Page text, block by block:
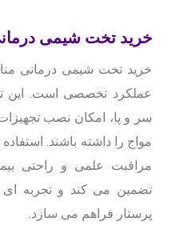
خرید تخت شیمی
خرید تخت شیمی درمانی
عملکرد تخصصی است. این
سر و پا، امکان نصب
مواج را داشته باشند.
مراقبت علمی و راحتی
تضمین می کند و تجربه ای
پرستار فراهم می سازد